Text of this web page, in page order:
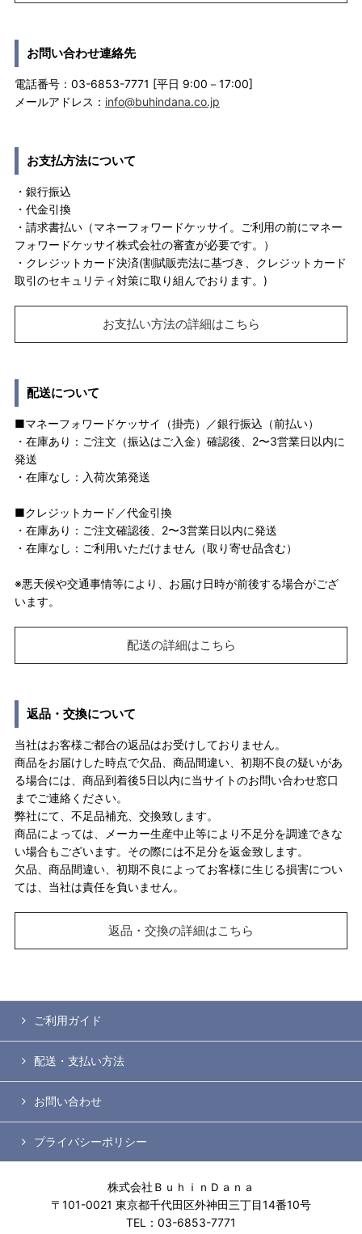
お問い合わせ連絡先
電話番号：03-6853-7771 [平日 9:00－17:00]
メールアドレス： info@buhindana.co.jp
お支払方法について
・銀行振込
・代金引換
・請求書払い（マネーフォワードケッサイ。ご利用の前にマネー
フォワードケッサイ株式会社の審査が必要です。）
・クレジットカード決済(割賦販売法に基づき、クレジットカード
取引のセキュリティ対策に取り組んでおります。)
お支払い方法の詳細はこちら
配送について
■マネーフォワードケッサイ（掛売）／銀行振込（前払い）
・在庫あり：ご注文（振込はご入金）確認後、2〜3営業日以内に
発送
・在庫なし：入荷次第発送
■クレジットカード／代金引換
・在庫あり：ご注文確認後、2〜3営業日以内に発送
・在庫なし：ご利用いただけません（取り寄せ品含む）
※悪天候や交通事情等により、お届け日時が前後する場合がござ
います。
配送の詳細はこちら
返品・交換について
当社はお客様ご都合の返品はお受けしておりません。
商品をお届けした時点で欠品、商品間違い、初期不良の疑いがあ
る場合には、商品到着後5日以内に当サイトのお問い合わせ窓口
までご連絡ください。
弊社にて、不足品補充、交換致します。
商品によっては、メーカー生産中止等により不足分を調達できな
い場合もございます。その際には不足分を返金致します。
欠品、商品間違い、初期不良によってお客様に生じる損害につい
ては、当社は責任を負いません。
返品・交換の詳細はこちら
ご利用ガイド
配送・支払い方法
お問い合わせ
プライバシーポリシー
株式会社ＢｕｈｉｎＤａｎａ
〒101-0021 東京都千代田区外神田三丁目14番10号
TEL：03-6853-7771